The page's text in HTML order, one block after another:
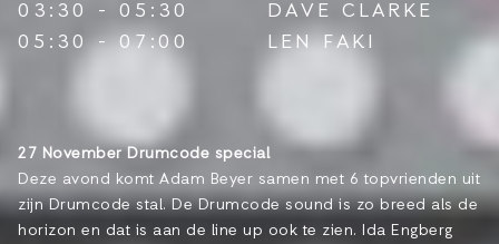
03:30 - 05:30
DAVE CLARKE
05:30 - 07:00
LEN FAKI
27 November Drumcode special
Deze avond komt Adam Beyer samen met 6 topvrienden uit
zijn Drumcode stal. De Drumcode sound is zo breed als de
horizon en dat is aan de line up ook te zien. Ida Engberg